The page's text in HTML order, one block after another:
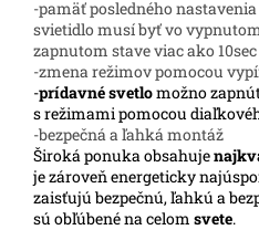
-pamäť posledného
svietidlo musí byť vo
zapnutom stave viac ako 10sec
-zmena režimov pomocou
-prídavné svetlomožno
s režimami pomocou
-bezpečná a ľahká montáž
Široká ponuka obsahuje
je zároveň energeticky
zaisťujú bezpečnú, ľahkú a
sú obľúbené na celom svete.